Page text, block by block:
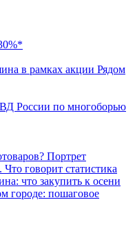
в рамках акции Рядом
России по многоборью
Портрет
говорит статистика
что закупить к осени
городе: пошаговое